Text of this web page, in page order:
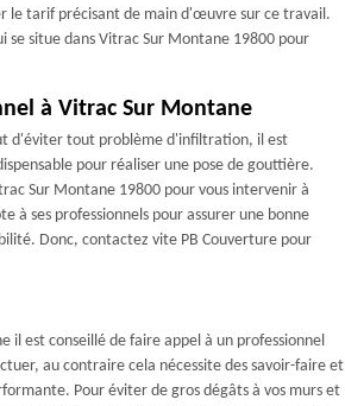
le tarif précisant de main d'œuvre sur ce travail.
se situe dans Vitrac Sur Montane 19800 pour
à Vitrac Sur Montane
d'éviter tout problème d'infiltration, il est
pour réaliser une pose de gouttière.
Sur Montane 19800 pour vous intervenir à
à ses professionnels pour assurer une bonne
Donc, contactez vite PB Couverture pour
il est conseillé de faire appel à un professionnel
au contraire cela nécessite des savoir-faire et
Pour éviter de gros dégâts à vos murs et